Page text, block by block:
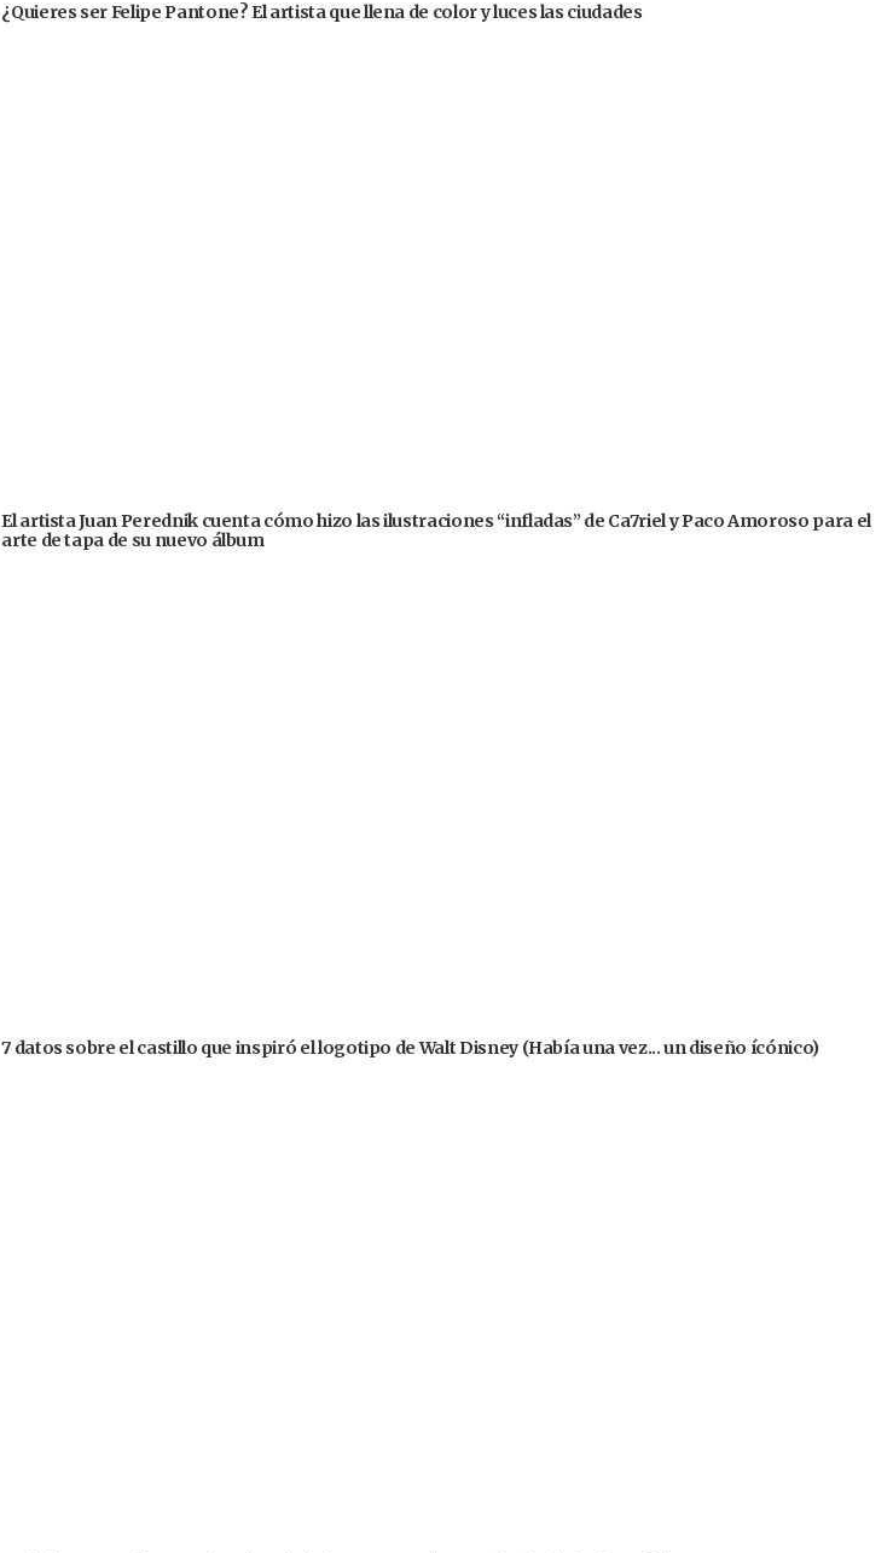
¿Quieres ser Felipe Pantone? El artista que llena de color y luces las ciudades
El artista Juan Perednik cuenta cómo hizo las ilustraciones “infladas” de Ca7riel y Paco Amoroso para el
arte de tapa de su nuevo álbum
7 datos sobre el castillo que inspiró el logotipo de Walt Disney (Había una vez... un diseño ícónico)